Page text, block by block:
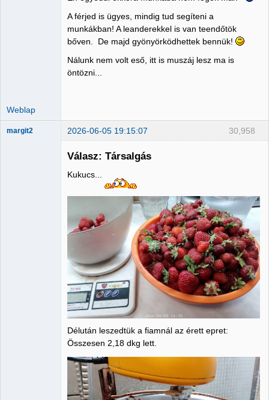
A férjed is ügyes, mindig tud segíteni a
munkákban! A leanderekkel is van teendőtök
bőven. De majd gyönyörködhettek bennük!
Nálunk nem volt eső, itt is muszáj lesz ma is
öntözni...
Weblap
30,958
margit2 2026-06-05 19:15:07
Válasz: Társalgás
Kukucs...
Délután leszedtük a fiamnál az érett epret:
Összesen 2,18 dkg lett.